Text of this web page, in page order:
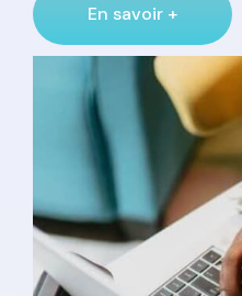
En savoir +